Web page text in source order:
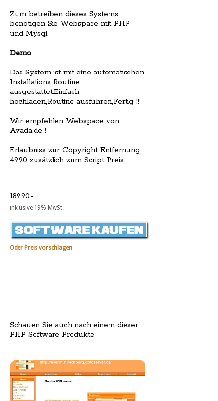
Zum betreiben dieses Systems
benötigen Sie Webspace mit PHP
und Mysql.
Demo
Das System ist mit eine automatischen
Installations Routine
ausgestattet.Einfach
hochladen,Routine ausführen,Fertig !!
Wir empfehlen Webspace von
Avada.de !
Erlaubniss zur Copyright Entfernung :
49,90 zusätzlich zum Script Preis.
189.90,-
inklusive 19% MwSt.
Oder Preis vorschlagen
Schauen Sie auch nach einem dieser
PHP Software Produkte